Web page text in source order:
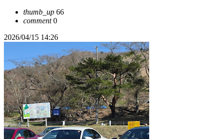
thumb_up 66
comment0
2026/04/15 14:26